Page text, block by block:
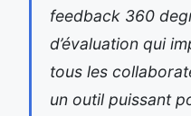
feedback 360
d’évaluation qui
tous les
un outil puissant